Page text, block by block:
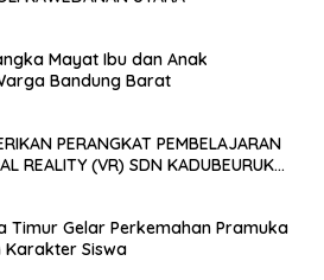
Mayat Ibu dan Anak
Bandung Barat
PERANGKAT PEMBELAJARAN
REALITY (VR) SDN KADUBEURUK
Timur Gelar Perkemahan Pramuka
Karakter Siswa